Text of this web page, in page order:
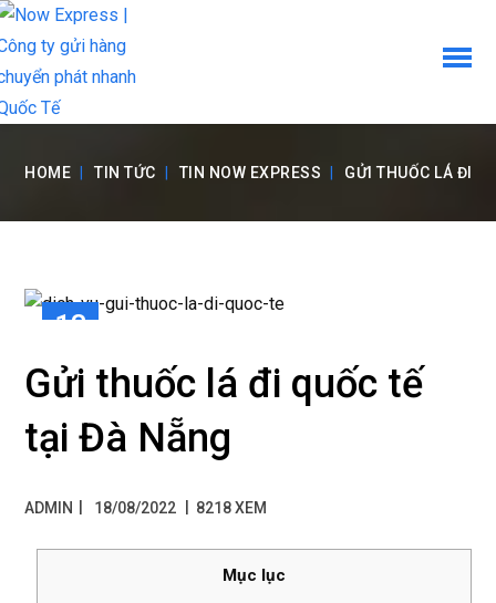
HOME TIN TỨC TIN NOW EXPRESS GỬI THUỐC LÁ ĐI
18
Gửi thuốc lá đi quốc tế
tại Đà Nẵng
ADMIN 18/08/2022 8218 XEM
Mục lục